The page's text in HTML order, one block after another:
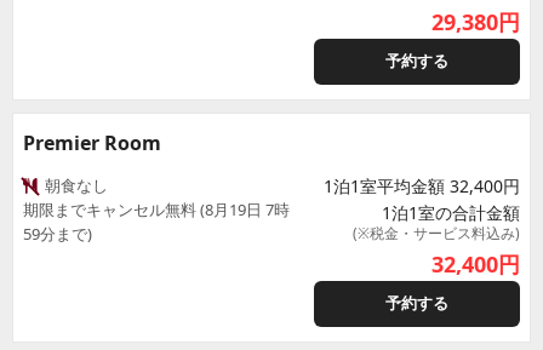
29,380円
予約する
Premier Room
朝食なし
期限までキャンセル無料 (8月19日 7時
59分まで)
1泊1室平均金額 32,400円
1泊1室の合計金額
(※税金・サービス料込み)
32,400円
予約する